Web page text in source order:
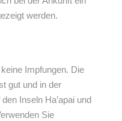
werden.
Impfungen. Die
gut und in der
Inseln Ha’apai und
Sie